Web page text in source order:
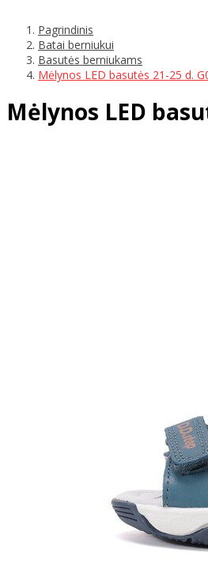
Pagrindinis
Batai berniukui
Basutės berniukams
Mėlynos LED basutės 21-25 d.
Mėlynos LED